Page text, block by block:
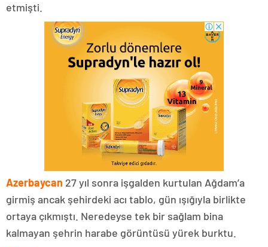
etmişti.
Azerbaycan 27 yıl sonra işgalden kurtulan Ağdam’a
girmiş ancak şehirdeki acı tablo, gün ışığıyla birlikte
ortaya çıkmıştı. Neredeyse tek bir sağlam bina
kalmayan şehrin harabe görüntüsü yürek burktu.